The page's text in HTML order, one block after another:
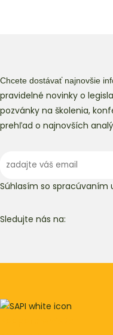
Chcete dostávať najnovšie
pravidelné novinky o
pozvánky na školenia,
prehľad o najnovších
Súhlasím so spracúvaním
Sledujte nás na: